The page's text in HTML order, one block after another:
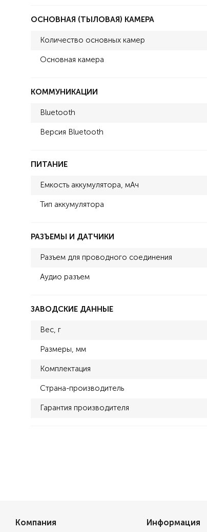
ОСНОВНАЯ (ТЫЛОВАЯ) КАМЕРА
Количество основных камер
Основная камера
КОММУНИКАЦИИ
Bluetooth
Версия Bluetooth
ПИТАНИЕ
Емкость аккумулятора, мАч
Тип аккумулятора
РАЗЪЕМЫ И ДАТЧИКИ
Разъем для проводного соединения
Аудио разъем
ЗАВОДСКИЕ ДАННЫЕ
Вес, г
Размеры, мм
Комплектация
Страна-производитель
Гарантия производителя
Компания Информация